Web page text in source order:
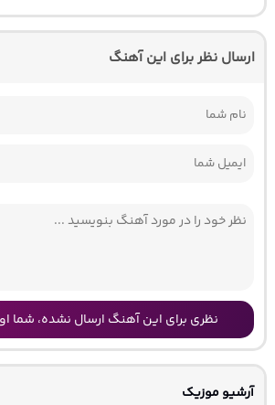
ارسال نظر برای این آهنگ
نظری برای این آهنگ ارسال نشده، شما
آرشیو موزیک